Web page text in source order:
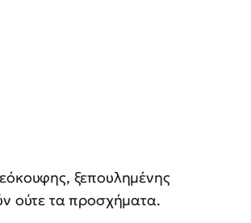
ξεπουλημένης
ούτε τα προσχήματα.